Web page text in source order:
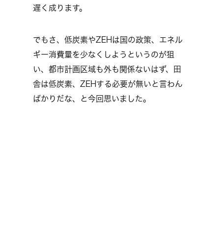
遅く成ります。
でもさ、低炭素やZEHは国の政策、エネル
ギー消費量を少なくしようというのが狙
い、都市計画区域も外も関係ないはず、田
舎は低炭素、ZEHする必要が無いと言わん
ばかりだな、と今回思いました。